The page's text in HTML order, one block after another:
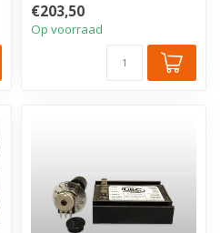
mot...
€203,50
Op voorraad